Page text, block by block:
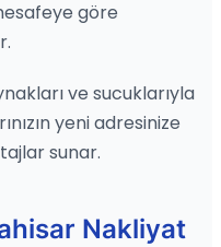
göre
ve sucuklarıyla
yeni adresinize
sunar.
Nakliyat